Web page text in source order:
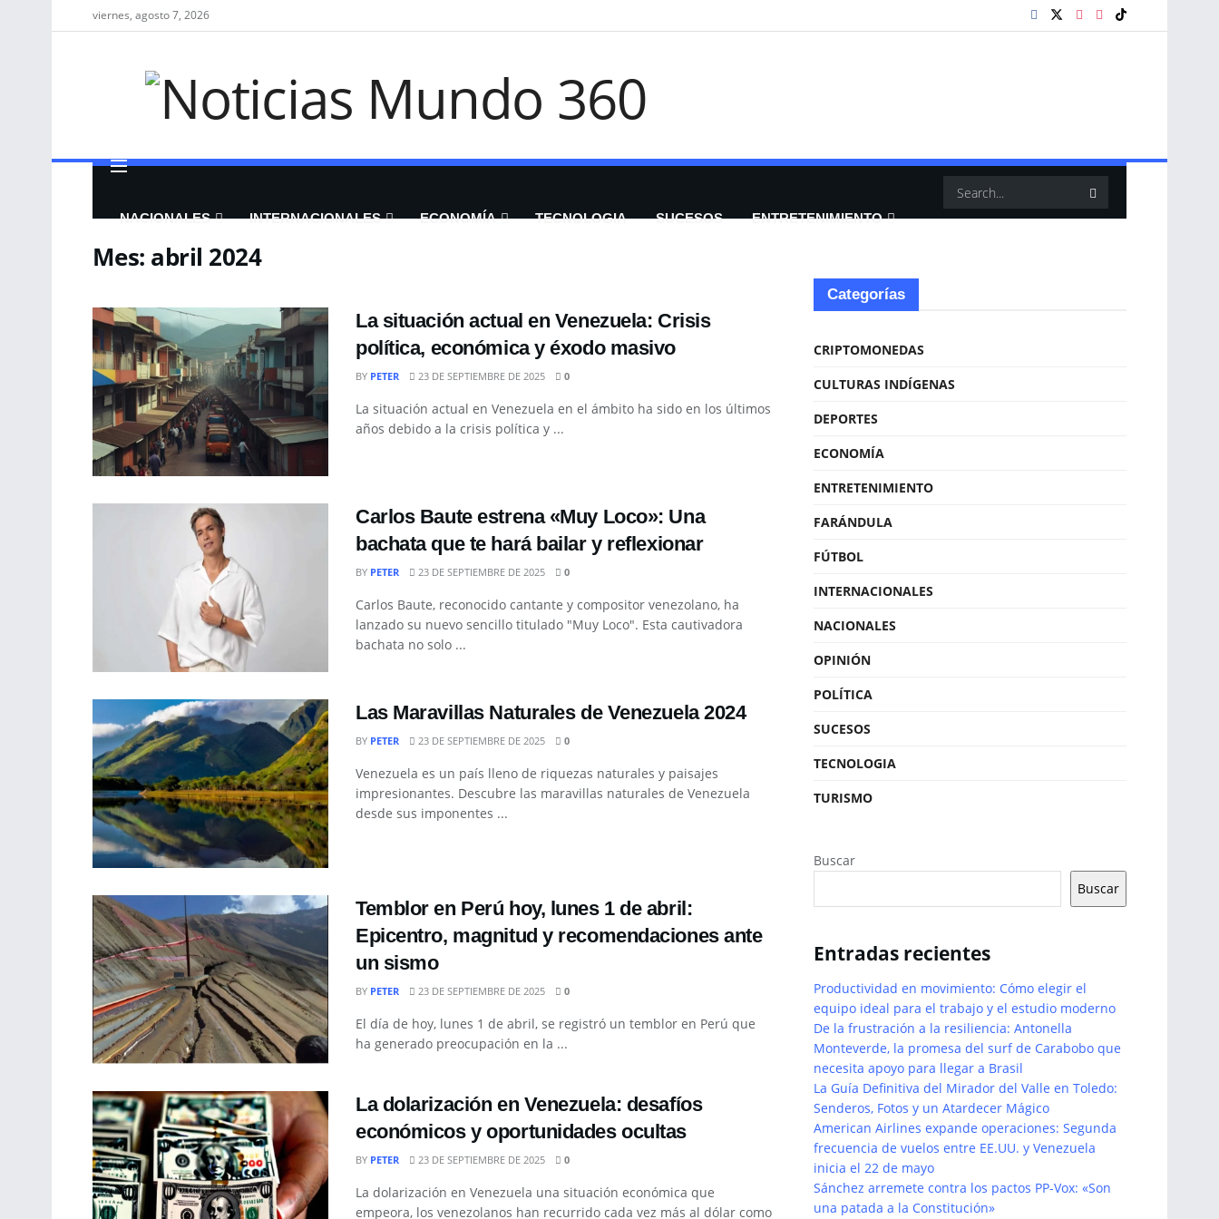
viernes, agosto 7, 2026
NACIONALES INTERNACIONALES ECONOMÍA TECNOLOGIA SUCESOS ENTRETENIMIENTO
Mes: abril 2024
La situación actual en Venezuela: Crisis
política, económica y éxodo masivo
BY PETER 23 DE SEPTIEMBRE DE 2025 0
La situación actual en Venezuela en el ámbito ha sido en los últimos
años debido a la crisis política y ...
Carlos Baute estrena «Muy Loco»: Una
bachata que te hará bailar y reflexionar
BY PETER 23 DE SEPTIEMBRE DE 2025 0
Carlos Baute, reconocido cantante y compositor venezolano, ha
lanzado su nuevo sencillo titulado "Muy Loco". Esta cautivadora
bachata no solo ...
Las Maravillas Naturales de Venezuela 2024
BY PETER 23 DE SEPTIEMBRE DE 2025 0
Venezuela es un país lleno de riquezas naturales y paisajes
impresionantes. Descubre las maravillas naturales de Venezuela
desde sus imponentes ...
Temblor en Perú hoy, lunes 1 de abril:
Epicentro, magnitud y recomendaciones ante
un sismo
BY PETER 23 DE SEPTIEMBRE DE 2025 0
El día de hoy, lunes 1 de abril, se registró un temblor en Perú que
ha generado preocupación en la ...
La dolarización en Venezuela: desafíos
económicos y oportunidades ocultas
BY PETER 23 DE SEPTIEMBRE DE 2025 0
La dolarización en Venezuela una situación económica que
empeora, los venezolanos han recurrido cada vez más al dólar como
Categorías
CRIPTOMONEDAS
CULTURAS INDÍGENAS
DEPORTES
ECONOMÍA
ENTRETENIMIENTO
FARÁNDULA
FÚTBOL
INTERNACIONALES
NACIONALES
OPINIÓN
POLÍTICA
SUCESOS
TECNOLOGIA
TURISMO
Buscar
Buscar
Entradas recientes
Productividad en movimiento: Cómo elegir el
equipo ideal para el trabajo y el estudio moderno
De la frustración a la resiliencia: Antonella
Monteverde, la promesa del surf de Carabobo que
necesita apoyo para llegar a Brasil
La Guía Definitiva del Mirador del Valle en Toledo:
Senderos, Fotos y un Atardecer Mágico
American Airlines expande operaciones: Segunda
frecuencia de vuelos entre EE.UU. y Venezuela
inicia el 22 de mayo
Sánchez arremete contra los pactos PP-Vox: «Son
una patada a la Constitución»